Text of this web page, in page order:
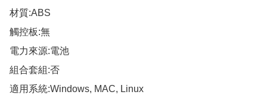
材質:ABS
觸控板:無
電力來源:電池
組合套組:否
適用系統:Windows, MAC, Linux